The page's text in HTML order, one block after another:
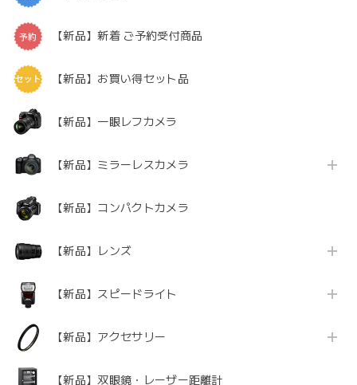
【新品】新着 ご予約受付商品
【新品】お買い得セット品
【新品】一眼レフカメラ
【新品】ミラーレスカメラ
【新品】コンパクトカメラ
【新品】レンズ
【新品】スピードライト
【新品】アクセサリー
【新品】双眼鏡・レーザー距離計